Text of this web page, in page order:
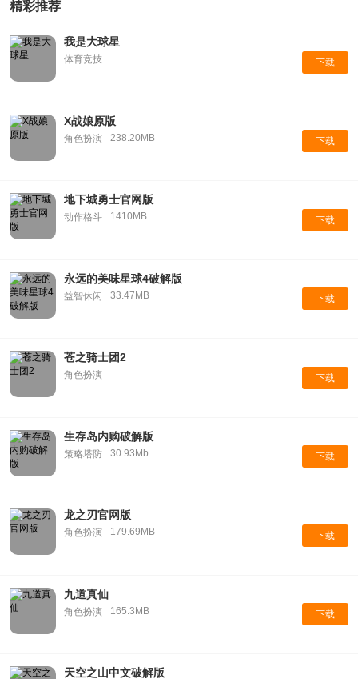
精彩推荐
我是大球星
体育竞技 下载
X战娘原版
角色扮演 238.20MB 下载
地下城勇士官网版
动作格斗 1410MB 下载
永远的美味星球4破解版
益智休闲 33.47MB 下载
苍之骑士团2
角色扮演 下载
生存岛内购破解版
策略塔防 30.93Mb 下载
龙之刃官网版
角色扮演 179.69MB 下载
九道真仙
角色扮演 165.3MB 下载
天空之山中文破解版